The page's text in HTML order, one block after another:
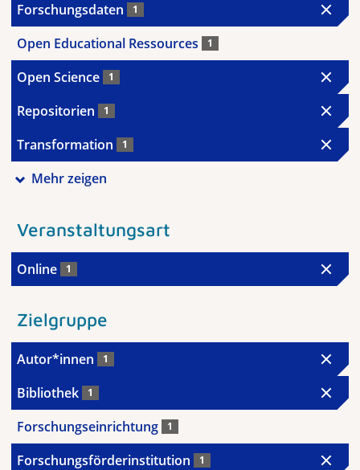
Forschungsdaten 1
Open Educational Ressources 1
Open Science 1
Repositorien 1
Transformation 1
Mehr zeigen
Veranstaltungsart
Online 1
Zielgruppe
Autor*innen 1
Bibliothek 1
Forschungseinrichtung 1
Forschungsförderinstitution 1